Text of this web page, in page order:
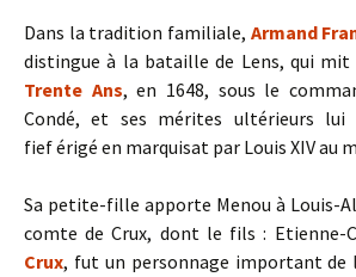
Dans la tradition familiale, Armand
distingue à la bataille de Lens, qui
Trente Ans, en 1648, sous le
Condé, et ses mérites ultérieurs
fief érigé en marquisat par Louis XIV au
Sa petite-fille apporte Menou à Louis-
comte de Crux, dont le fils : Etienne-
Crux, fut un personnage important de